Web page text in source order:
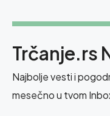
Trčanje.rs
Najbolje vesti i
mesečno u tvom